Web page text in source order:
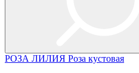
РОЗА ЛИЛИЯ Роза кустовая